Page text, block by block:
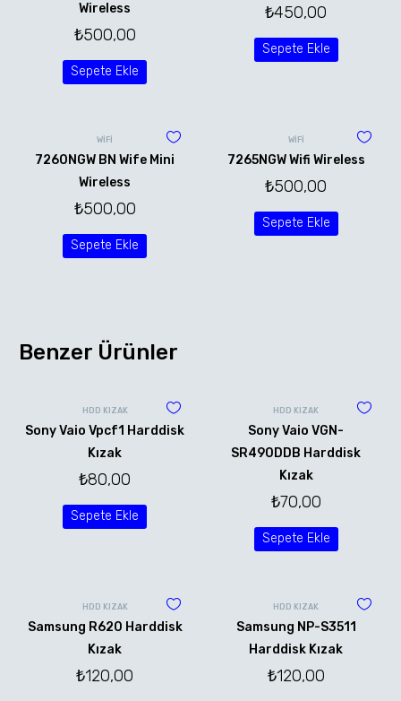
Wireless
₺500,00
Sepete Ekle
₺450,00
Sepete Ekle
WİFİ
7260NGW BN Wife Mini
Wireless
₺500,00
Sepete Ekle
WİFİ
7265NGW Wifi Wireless
₺500,00
Sepete Ekle
Benzer Ürünler
HDD KIZAK
Sony Vaio Vpcf1 Harddisk
Kızak
₺80,00
Sepete Ekle
HDD KIZAK
Sony Vaio VGN-
SR490DDB Harddisk
Kızak
₺70,00
Sepete Ekle
HDD KIZAK
Samsung R620 Harddisk
Kızak
₺120,00
HDD KIZAK
Samsung NP-S3511
Harddisk Kızak
₺120,00